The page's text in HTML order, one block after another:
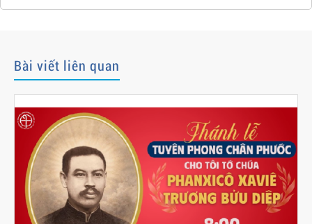
Bài viết liên quan